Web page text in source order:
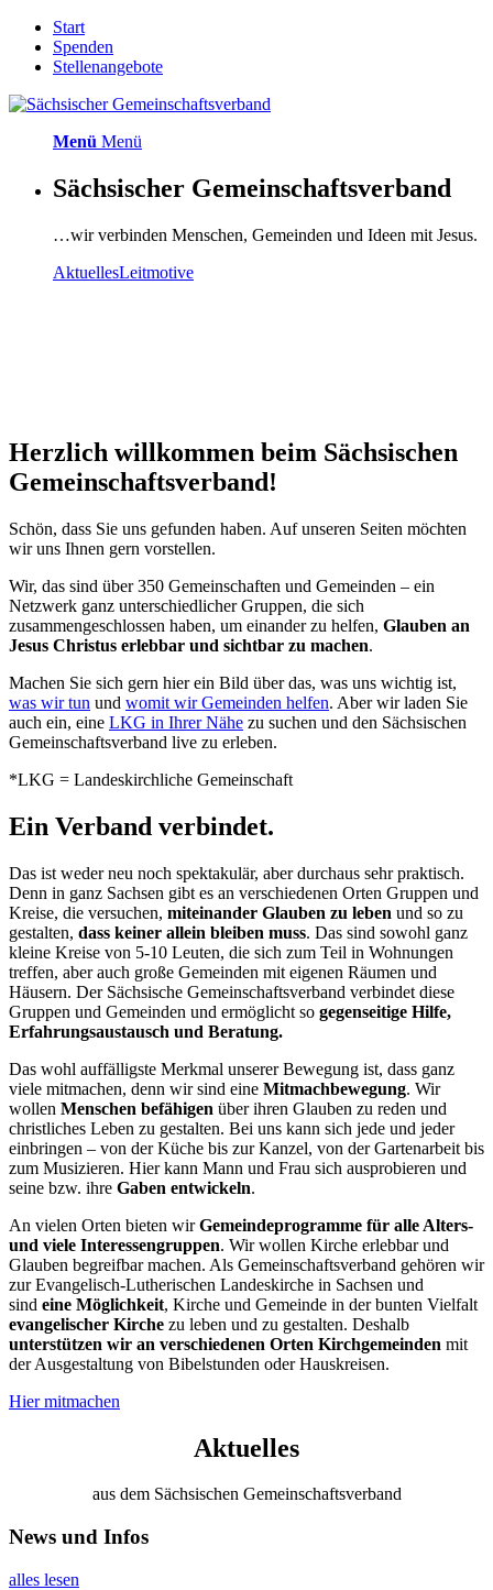
Start
Spenden
Stellenangebote
Menü Menü
Sächsischer Gemeinschaftsverband
…wir verbinden Menschen, Gemeinden und Ideen mit Jesus.
AktuellesLeitmotive
Herzlich will­­kommen beim Sächsi­schen
Gemein­­schafts­­verband!
Schön, dass Sie uns gefunden haben. Auf unseren Seiten möchten
wir uns Ihnen gern vorstellen.
Wir, das sind über 350 Gemeinschaften und Gemeinden – ein
Netzwerk ganz unterschiedlicher Gruppen, die sich
zusammengeschlossen haben, um einander zu helfen, Glauben an
Jesus Christus erlebbar und sichtbar zu machen.
Machen Sie sich gern hier ein Bild über das, was uns wichtig ist,
was wir tun und womit wir Gemeinden helfen. Aber wir laden Sie
auch ein, eine LKG in Ihrer Nähe zu suchen und den Sächsischen
Gemeinschaftsverband live zu erleben.
*LKG = Landeskirchliche Gemeinschaft
Ein Verband verbindet.
Das ist weder neu noch spektakulär, aber durchaus sehr praktisch.
Denn in ganz Sachsen gibt es an verschiedenen Orten Gruppen und
Kreise, die versuchen, miteinander Glauben zu leben und so zu
gestalten, dass keiner allein bleiben muss. Das sind sowohl ganz
kleine Kreise von 5-10 Leuten, die sich zum Teil in Wohnungen
treffen, aber auch große Gemeinden mit eigenen Räumen und
Häusern. Der Sächsische Gemeinschaftsverband verbindet diese
Gruppen und Gemeinden und ermöglicht so gegenseitige Hilfe,
Erfahrungsaustausch und Beratung.
Das wohl auffälligste Merkmal unserer Bewegung ist, dass ganz
viele mitmachen, denn wir sind eine Mitmachbewegung. Wir
wollen Menschen befähigen über ihren Glauben zu reden und
christliches Leben zu gestalten. Bei uns kann sich jede und jeder
einbringen – von der Küche bis zur Kanzel, von der Gartenarbeit bis
zum Musizieren. Hier kann Mann und Frau sich ausprobieren und
seine bzw. ihre Gaben entwickeln.
An vielen Orten bieten wirGemeindeprogramme für alle Alters-
und viele Interessengruppen. Wir wollen Kirche erlebbar und
Glauben begreifbar machen. Als Gemeinschaftsverband gehören wir
zur Evangelisch-Lutherischen Landeskirche in Sachsen und
sind eine Möglichkeit, Kirche und Gemeinde in der bunten Vielfalt
evangelischer Kirche zu leben und zu gestalten. Deshalb
unterstützen wir an verschiedenen Orten Kirchgemeinden mit
der Ausgestaltung von Bibelstunden oder Hauskreisen.
Hier mitmachen
Aktuelles
aus dem Sächsischen Gemeinschaftsverband
News und Infos
alles lesen